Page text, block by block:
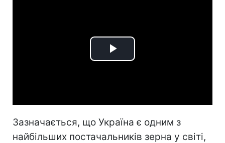
Play
Зазначається, що Україна є одним з
найбільших постачальників зерна у світі,